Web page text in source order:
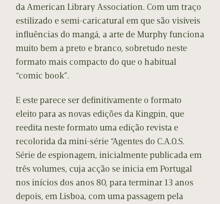
da American Library Association. Com um traço
estilizado e semi-caricatural em que são visíveis
influências do mangá, a arte de Murphy funciona
muito bem a preto e branco, sobretudo neste
formato mais compacto do que o habitual
“comic book”.
E este parece ser definitivamente o formato
eleito para as novas edições da Kingpin, que
reedita neste formato uma edição revista e
recolorida da mini-série “Agentes do C.A.O.S.
Série de espionagem, inicialmente publicada em
três volumes, cuja acção se inicia em Portugal
nos inícios dos anos 80, para terminar 13 anos
depois, em Lisboa, com uma passagem pela